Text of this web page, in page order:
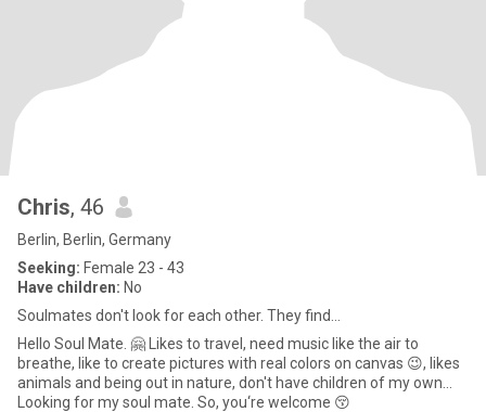
Chris, 46
Berlin, Berlin, Germany
Seeking: Female 23 - 43
Have children: No
Soulmates don't look for each other. They find…
Hello Soul Mate. 🤗 Likes to travel, need music like the air to
breathe, like to create pictures with real colors on canvas 😉, likes
animals and being out in nature, don't have children of my own...
Looking for my soul mate. So, you‘re welcome 😚